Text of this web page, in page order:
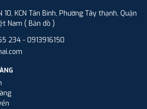
10, KCN Tân Bình, Phường Tây thạnh, Quận
Nam ( Bản đồ )
234 - 0913916150